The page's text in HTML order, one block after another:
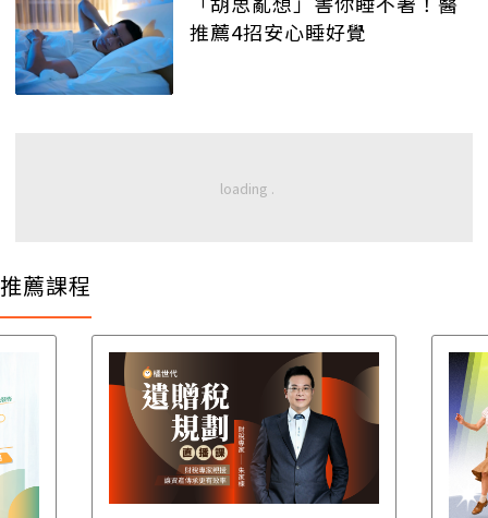
推薦4招安心睡好覺
推薦課程